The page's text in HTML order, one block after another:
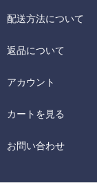
配送方法について
返品について
アカウント
カートを見る
お問い合わせ